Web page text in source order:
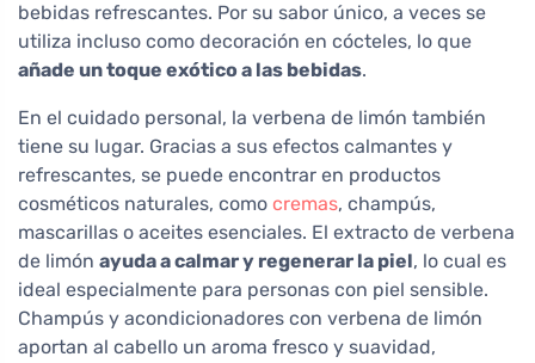
bebidas refrescantes. Por su sabor único, a veces se
utiliza incluso como decoración en cócteles, lo que
añade un toque exótico a las bebidas.
En el cuidado personal, la verbena de limón también
tiene su lugar. Gracias a sus efectos calmantes y
refrescantes, se puede encontrar en productos
cosméticos naturales, como cremas, champús,
mascarillas o aceites esenciales. El extracto de verbena
de limón ayuda a calmar y regenerar la piel, lo cual es
ideal especialmente para personas con piel sensible.
Champús y acondicionadores con verbena de limón
aportan al cabello un aroma fresco y suavidad,